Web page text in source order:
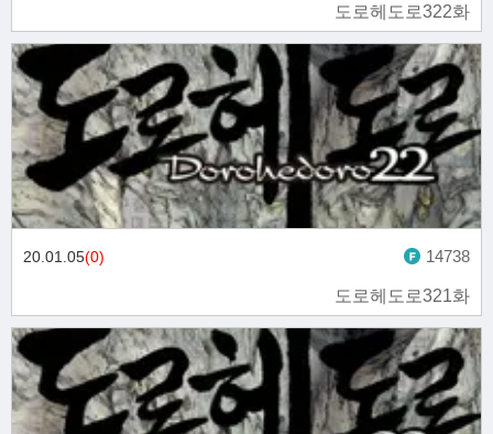
도로헤도로322화
도로헤도로321화
20.01.05(0) 14738